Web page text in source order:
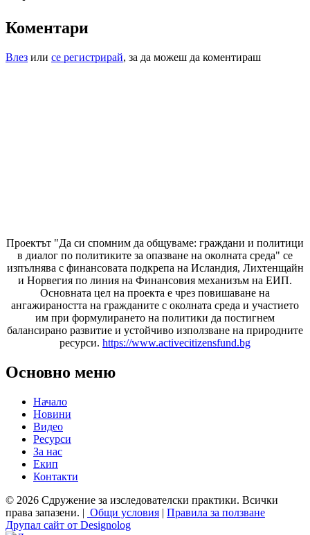
Коментари
Влез или се регистрирай, за да можеш да коментираш
Проектът "Да си спомним да общуваме: граждани и политици
в диалог по политиките за опазване на околната среда" се
изпълнява с финансовата подкрепа на Исландия, Лихтенщайн
и Норвегия по линия на Финансовия механизъм на ЕИП.
Основната цел на проекта е чрез повишаване на
ангажираността на гражданите с околната среда и участието
им при формулирането на политики да постигнем
балансирано развитие и устойчиво използване на природните
ресурси. https://www.activecitizensfund.bg
Основно меню
Начало
Новини
Видео
Ресурси
За нас
Екип
Контакти
© 2026 Сдружение за изследователски практики. Всички
права запазени. | Общи условия | Правила за ползване
Друпал сайт от Designolog